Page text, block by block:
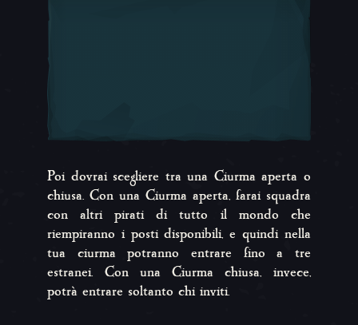
Poi dovrai scegliere tra una Ciurma aperta o
chiusa. Con una Ciurma aperta, farai squadra
con altri pirati di tutto il mondo che
riempiranno i posti disponibili, e quindi nella
tua ciurma potranno entrare fino a tre
estranei. Con una Ciurma chiusa, invece,
potrà entrare soltanto chi inviti.